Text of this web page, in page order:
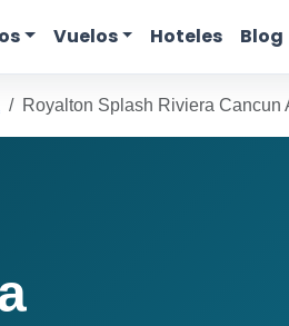
Vuelos Hoteles Blog
Royalton Splash Riviera Cancun